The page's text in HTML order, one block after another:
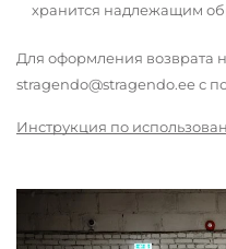
хранится надлежащим
Для оформления возврата
stragendo@stragendo.ee с
Инструкция по